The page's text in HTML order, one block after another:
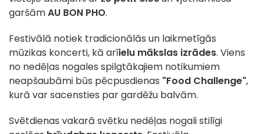
garšāmAU BON PHO.
Festivālā notiek tradicionālās un laikmetīgās
mūzikas koncerti, kā arīielu mākslas izrādes. Viens
no nedēļas nogales spilgtākajiem notikumiem
neapšaubāmi būs pēcpusdienas "Food Challenge",
kurā var sacensties par gardēžu balvām.
Svētdienas vakarā svētku nedēļas nogali stilīgi